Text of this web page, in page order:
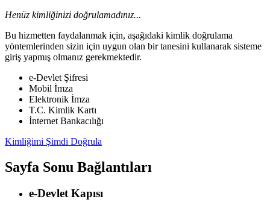
Henüz kimliğinizi doğrulamadınız...
Bu hizmetten faydalanmak için, aşağıdaki kimlik doğrulama
yöntemlerinden sizin için uygun olan bir tanesini kullanarak sisteme
giriş yapmış olmanız gerekmektedir.
e-Devlet Şifresi
Mobil İmza
Elektronik İmza
T.C. Kimlik Kartı
İnternet Bankacılığı
Kimliğimi Şimdi Doğrula
Sayfa Sonu Bağlantıları
e-Devlet Kapısı